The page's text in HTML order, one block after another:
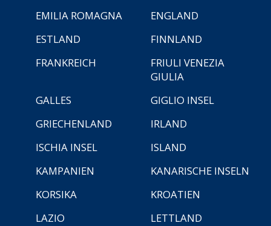
EMILIA ROMAGNA
ENGLAND
ESTLAND
FINNLAND
FRANKREICH
FRIULI VENEZIA
GIULIA
GALLES
GIGLIO INSEL
GRIECHENLAND
IRLAND
ISCHIA INSEL
ISLAND
KAMPANIEN
KANARISCHE INSELN
KORSIKA
KROATIEN
LAZIO
LETTLAND